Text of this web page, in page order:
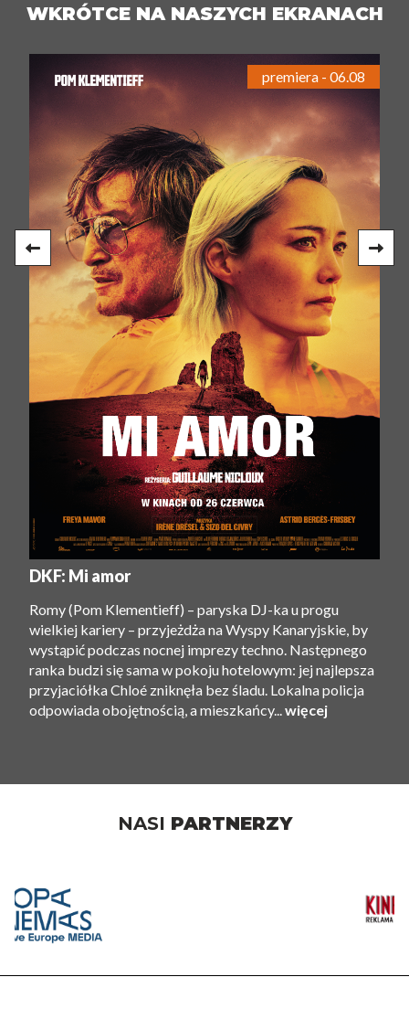
WKRÓTCE NA NASZYCH EKRANACH
DKF: Mi amor
Romy (Pom Klementieff) – paryska DJ-ka u progu
wielkiej kariery – przyjeżdża na Wyspy Kanaryjskie, by
wystąpić podczas nocnej imprezy techno. Następnego
ranka budzi się sama w pokoju hotelowym: jej najlepsza
przyjaciółka Chloé zniknęła bez śladu. Lokalna policja
odpowiada obojętnością, a mieszkańcy...więcej
premiera - 06.08
NASI PARTNERZY